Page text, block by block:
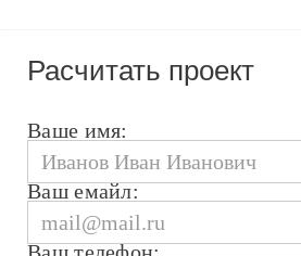
Расчитать проект
Ваше имя:
Ваш емайл: